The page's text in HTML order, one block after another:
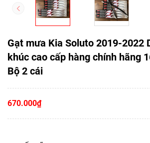
Gạt mưa Kia Soluto 2019-2022
khúc cao cấp hàng chính hãng
Bộ 2 cái
670.000₫